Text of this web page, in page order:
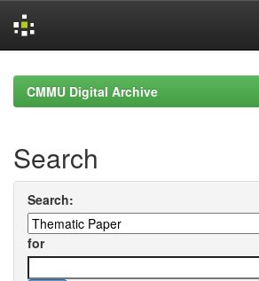
navigationCMMU Digital Archive
Search
Search:
for